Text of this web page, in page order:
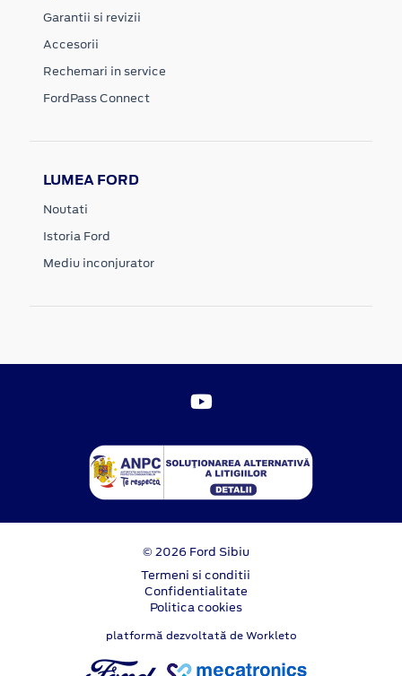
Garantii si revizii
Accesorii
Rechemari in service
FordPass Connect
LUMEA FORD
Noutati
Istoria Ford
Mediu inconjurator
© 2026 Ford Sibiu
Termeni si conditii
Confidentialitate
Politica cookies
platformă dezvoltată de Workleto